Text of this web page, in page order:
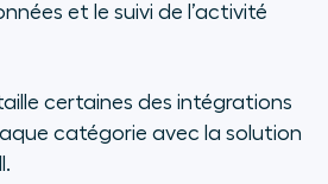
et le suivi de l’activité
certaines des intégrations
catégorie avec la solution